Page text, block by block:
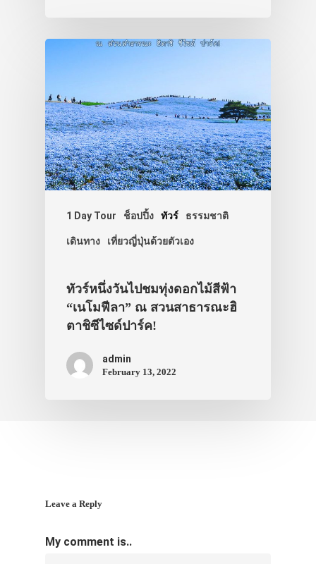
1 Day Tour ช็อปปิ้ง ทัวร์ ธรรมชาติ
เดินทาง เที่ยวญี่ปุ่นด้วยตัวเอง
ทัวร์หนึ่งวันไปชมทุ่งดอกไม้สีฟ้า
“เนโมฟีลา” ณ สวนสาธารณะฮิ
ตาชิซีไซด์ปาร์ค!
admin
February 13, 2022
Leave a Reply
My comment is..
รถบัส
เดินทาง
ที่พัก
สาระน่ารู้
VIDEO
ภาพประทับใจ